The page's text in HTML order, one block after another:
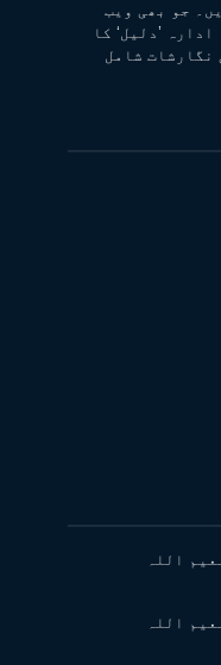
جو بھی ویب
’دلیل‘ کا
نگارشات شامل
اللہ
اللہ